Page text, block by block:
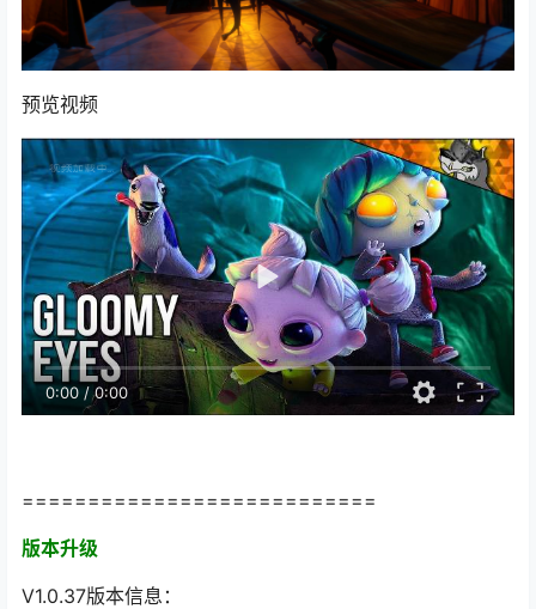
预览视频
0:00 /0:00
===========================
版本升级
V1.0.37版本信息：